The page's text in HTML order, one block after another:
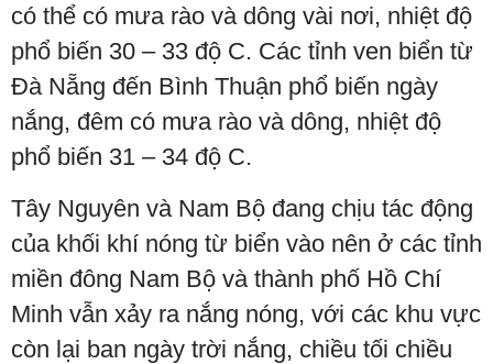
có thể có mưa rào và dông vài nơi, nhiệt độ
phổ biến 30 – 33 độ C. Các tỉnh ven biển từ
Đà Nẵng đến Bình Thuận phổ biến ngày
nắng, đêm có mưa rào và dông, nhiệt độ
phổ biến 31 – 34 độ C.
Tây Nguyên và Nam Bộ đang chịu tác động
của khối khí nóng từ biển vào nên ở các tỉnh
miền đông Nam Bộ và thành phố Hồ Chí
Minh vẫn xảy ra nắng nóng, với các khu vực
còn lại ban ngày trời nắng, chiều tối chiều